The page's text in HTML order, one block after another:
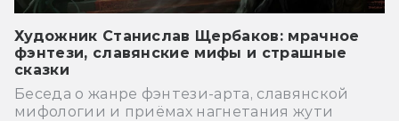
Художник Станислав Щербаков: мрачное
фэнтези, славянские мифы и страшные
сказки
Беседа о жанре фэнтези-арта, славянской
мифологии и приёмах нагнетания жути